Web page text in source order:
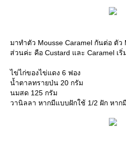
มาทำตัว Mousse Caramel กันต่อ ตัว
ส่วนค่ะ คือ Custard และ Caramel เ
ไข่ไก่ของไข่แดง 6 ฟอง
น้ำตาลทรายป่น 20 กรัม
นมสด 125 กรัม
วานิลลา หากมีแบบฝักใช้ 1/2 ฝัก หา